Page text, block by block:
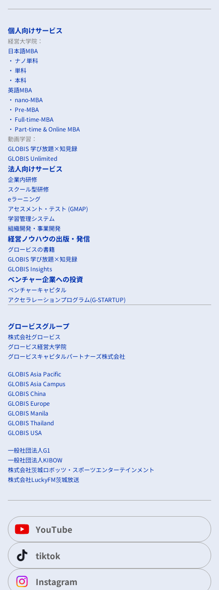
個人向けサービス
経営大学院：
日本語MBA
ナノ単科
単科
本科
英語MBA
nano-MBA
Pre-MBA
Full-time-MBA
Part-time & Online MBA
動画学習：
GLOBIS 学び放題×知見録
GLOBIS Unlimited
法人向けサービス
企業内研修
スクール型研修
eラーニング
アセスメント・テスト (GMAP)
学習管理システム
組織開発・事業開発
経営ノウハウの出版・発信
グロービスの書籍
GLOBIS 学び放題×知見録
GLOBIS Insights
ベンチャー企業への投資
ベンチャーキャピタル
アクセラレーションプログラム(G-STARTUP)
グロービスグループ
株式会社グロービス
グロービス経営大学院
グロービスキャピタルパートナーズ株式会社
GLOBIS Asia Pacific
GLOBIS Asia Campus
GLOBIS China
GLOBIS Europe
GLOBIS Manila
GLOBIS Thailand
GLOBIS USA
一般社団法人G1
一般社団法人KIBOW
株式会社茨城ロボッツ・スポーツエンターテインメント
株式会社LuckyFM茨城放送
YouTube
tiktok
Instagram